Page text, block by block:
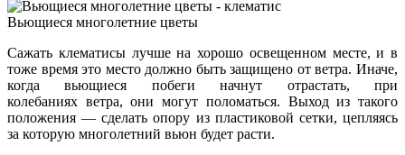
Вьющиеся многолетние цветы
Сажать клематисы лучше на хорошо освещенном месте, и в
тоже время это место должно быть защищено от ветра. Иначе,
когда вьющиеся побеги начнут отрастать, при
колебаниях ветра, они могут поломаться. Выход из такого
положения — сделать опору из пластиковой сетки, цепляясь
за которую многолетний вьюн будет расти.